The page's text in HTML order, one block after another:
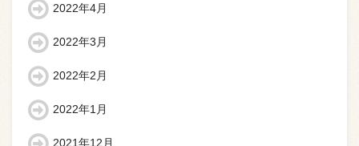
2022年4月
2022年3月
2022年2月
2022年1月
2021年12月